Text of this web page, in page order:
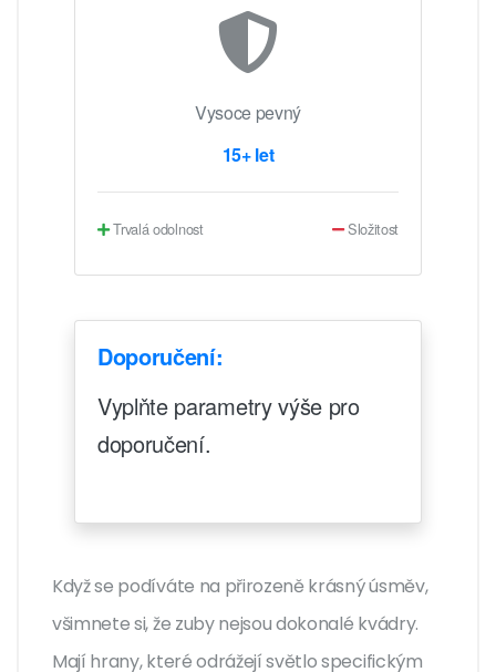
Vysoce pevný
15+ let
Trvalá odolnost Složitost
Doporučení:
Vyplňte parametry výše pro
doporučení.
Když se podíváte na přirozeně krásný úsměv,
všimnete si, že zuby nejsou dokonalé kvádry.
Mají hrany, které odrážejí světlo specifickým